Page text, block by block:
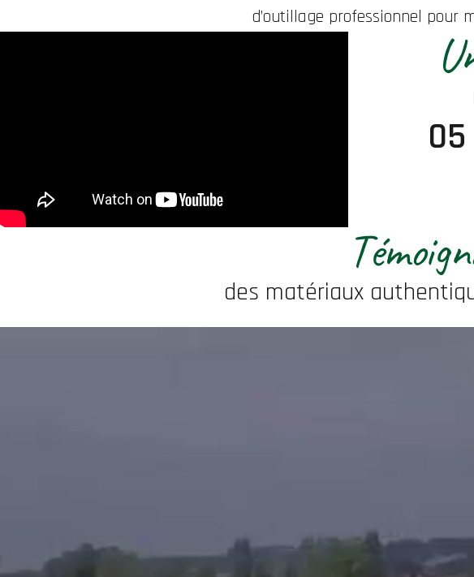
d’outillage professionnel pour
des matériaux